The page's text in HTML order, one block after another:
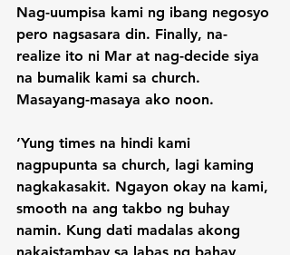
Nag-uumpisa kami ng ibang negosyo
pero nagsasara din. Finally, na-
realize ito ni Mar at nag-decide siya
na bumalik kami sa church.
Masayang-masaya ako noon.
‘Yung times na hindi kami
nagpupunta sa church, lagi kaming
nagkakasakit. Ngayon okay na kami,
smooth na ang takbo ng buhay
namin. Kung dati madalas akong